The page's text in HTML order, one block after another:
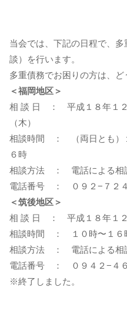
当会では、下記の日程で、
談）を行います。
多重債務でお困りの方は、ど
＜福岡地区＞
相 談 日 ： 平成１８年１２
（木）
相談時間 ： （両日とも）
６時
相談方法 ： 電話による相
電話番号 ： ０９２−７２
＜筑後地区＞
相 談 日 ： 平成１８年１２
相談時間 ： １０時〜１６
相談方法 ： 電話による相
電話番号 ： ０９４２−４６
※終了しました。